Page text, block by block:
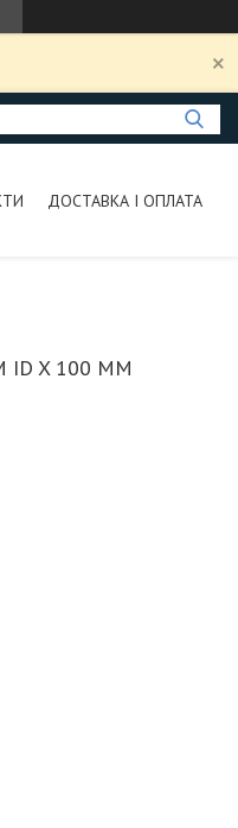
ДОСТАВКА І ОПЛАТА
ID X 100 ММ